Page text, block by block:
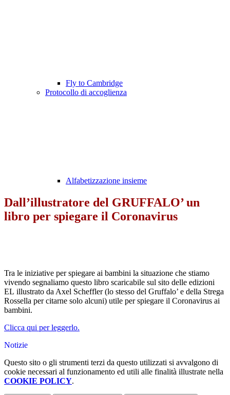
Fly to Cambridge
Protocollo di accoglienza
Alfabetizzazione insieme
Dall’illustratore del GRUFFALO’ un
libro per spiegare il Coronavirus
Tra le iniziative per spiegare ai bambini la situazione che stiamo
vivendo segnaliamo questo libro scaricabile sul sito delle edizioni
EL illustrato da Axel Scheffler (lo stesso del Gruffalo’ e della Strega
Rossella per citarne solo alcuni) utile per spiegare il Coronavirus ai
bambini.
Clicca qui per leggerlo.
Notizie
Questo sito o gli strumenti terzi da questo utilizzati si avvalgono di
cookie necessari al funzionamento ed utili alle finalità illustrate nella
COOKIE POLICY.